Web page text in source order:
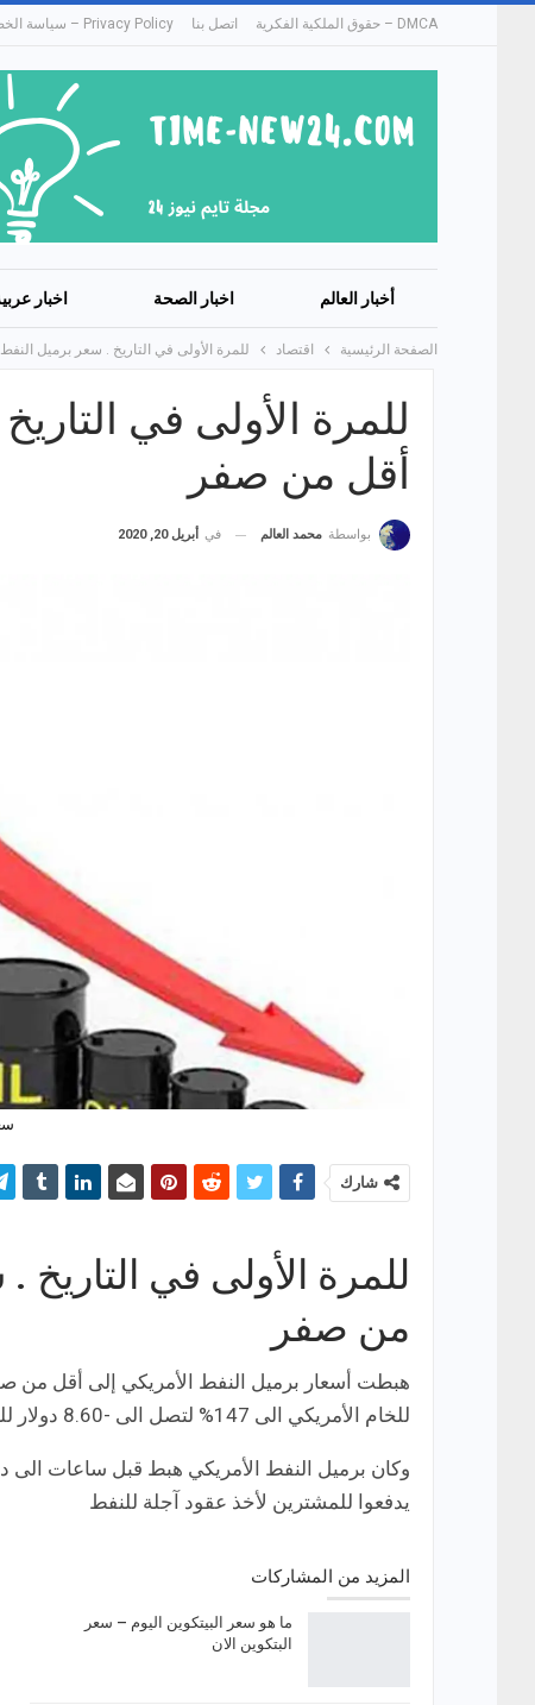
DMCA – حقوق الملكية الفكرية اتصل بنا Privacy Policy – سياسة الخصوصية
أخبار العالم اخبار الصحة اخبار
الصفحة الرئيسية اقتصاد للمرة الأولى في التاريخ . سعر برميل
للمرة الأولى في
أقل من صفر
بواسطة محمد العالم في أبريل 20, 2020
شارك
للمرة الأولى في
من صفر
هبطت أسعار برميل النفط الأمريكي إلى أقل من
للخام الأمريكي الى 147% لتصل الى -8.60 دولار للبرميل.
وكان برميل النفط الأمريكي هبط قبل ساعات الى
يدفعوا للمشترين لأخذ عقود آجلة للنفط
المزيد من المشاركات
ما هو سعر البيتكوين اليوم – سعر
البتكوين الان